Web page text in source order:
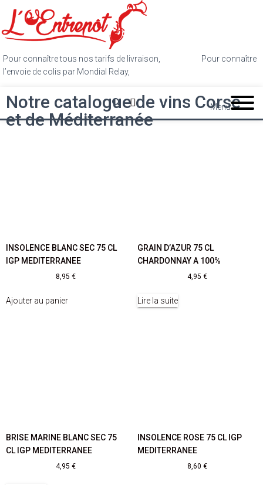
Pour connaître tous nos tarifs de livraison,
Pour connaître
l’envoie de colis par Mondial Relay,
Menu
Notre catalogue de vins Corse
et de Méditerranée
INSOLENCE BLANC SEC 75 CL
IGP MEDITERRANEE
8,95 €
Ajouter au panier
GRAIN D’AZUR 75 CL
CHARDONNAY A 100%
4,95 €
Lire la suite
BRISE MARINE BLANC SEC 75
CL IGP MEDITERRANEE
4,95 €
INSOLENCE ROSE 75 CL IGP
MEDITERRANEE
8,60 €